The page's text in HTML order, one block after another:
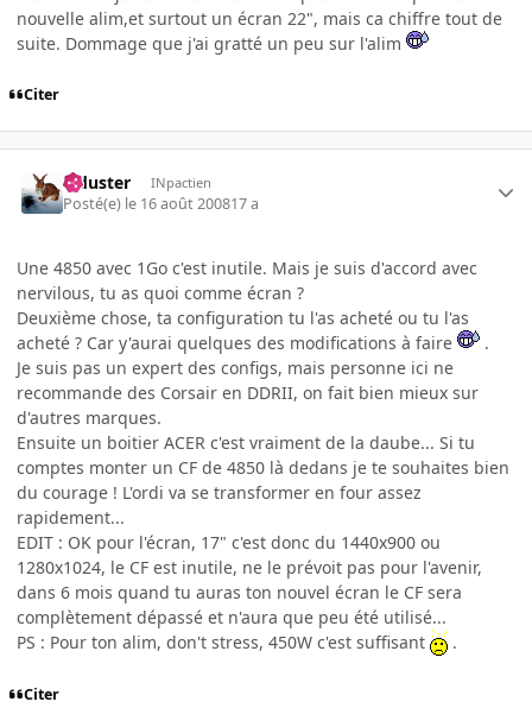
nouvelle alim,et surtout un écran 22", mais ca chiffre tout de
suite. Dommage que j'ai gratté un peu sur l'alim
Citer
Tiduster INpactien
Posté(e) le 16 août 200817 a
Une 4850 avec 1Go c'est inutile. Mais je suis d'accord avec
nervilous, tu as quoi comme écran ?
Deuxième chose, ta configuration tu l'as acheté ou tu l'as
acheté ? Car y'aurai quelques des modifications à faire
.
Je suis pas un expert des configs, mais personne ici ne
recommande des Corsair en DDRII, on fait bien mieux sur
d'autres marques.
Ensuite un boitier ACER c'est vraiment de la daube... Si tu
comptes monter un CF de 4850 là dedans je te souhaites bien
du courage ! L'ordi va se transformer en four assez
rapidement...
EDIT : OK pour l'écran, 17" c'est donc du 1440x900 ou
1280x1024, le CF est inutile, ne le prévoit pas pour l'avenir,
dans 6 mois quand tu auras ton nouvel écran le CF sera
complètement dépassé et n'aura que peu été utilisé...
PS : Pour ton alim, don't stress, 450W c'est suffisant
.
Citer